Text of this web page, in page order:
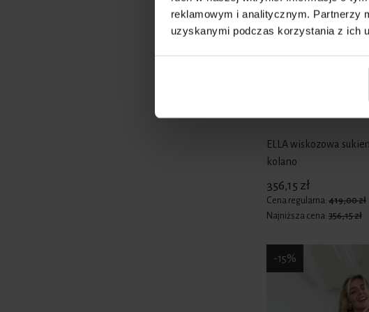
reklamowym i analitycznym. Partnerzy
uzyskanymi podczas korzystania z ich
ELLA wiskozowa
kolano
356,15 zł
Cena regularna: 419,00 zł
Najniższa cena: 356,15 zł
-15%